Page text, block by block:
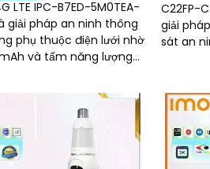
LTE IPC-B7ED-5M0TEA-
giải pháp an ninh thông
phụ thuộc điện lưới nhờ
và tấm năng lượng
C22FP-
giải
sát an ninh. Với chất